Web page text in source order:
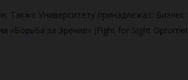
Также Университету принадлежат:
«Борьба за Зрение» (Fight for Sight